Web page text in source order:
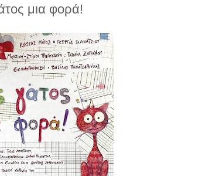
μια φορά!